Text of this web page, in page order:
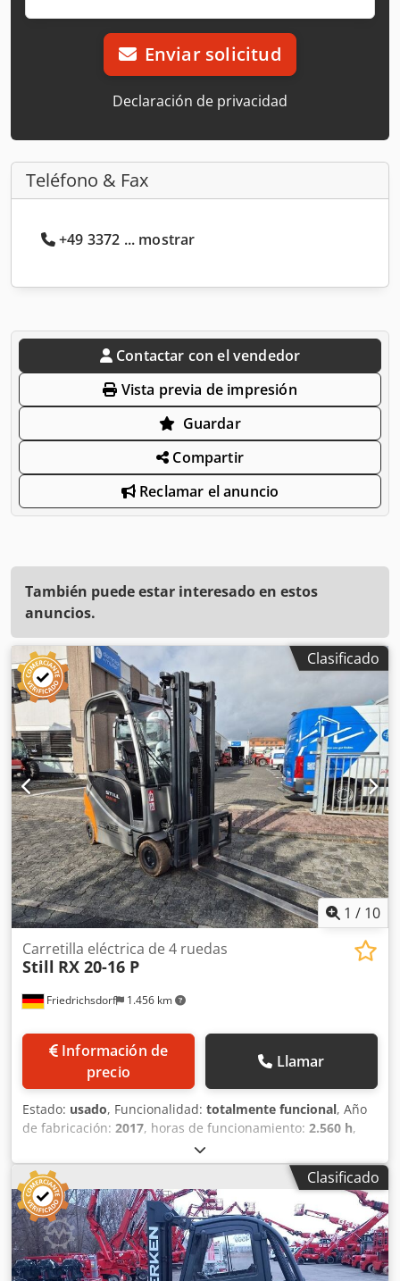
Enviar solicitud
Declaración de privacidad
Teléfono & Fax
+49 3372 ... mostrar
Contactar con el vendedor
Vista previa de impresión
Guardar
Compartir
Reclamar el anuncio
También puede estar interesado en estos
anuncios.
Clasificado
1 / 10
Friedrichsdorf 1.456 km
Carretilla eléctrica de 4 ruedas
Still RX 20-16 P
Información de
precio
Llamar
Estado: usado, Funcionalidad: totalmente funcional, Año
de fabricación: 2017, horas de funcionamiento: 2.560 h,
1.600 kg, altura de elevación:
mm, ascensor libre:1.500 mm, tipo de combustible:
eléctrico
, altura de construcción:
2.150 mm, longitud de la horquilla:1.200 mm, peso en
vacío:3.400 kg, longitud total:2.114 mm, tipo de
accionamiento:Elektro , ancho de construcción:1.100 mm,
Carretilla elevadora eléctrica de 4 ruedas Centro de carga:
Clasificado